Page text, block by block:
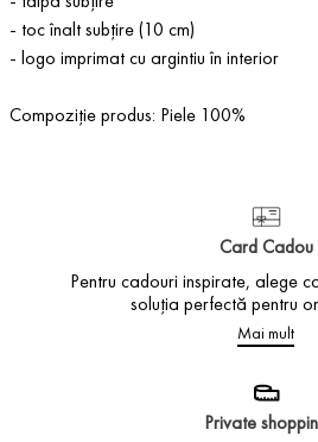
- toc înalt subțire (10 cm)
- logo imprimat cu argintiu în interior
Compoziție produs: Piele 100%
Card Cadou
Pentru cadouri inspirate, alege
soluția perfectă pentru
Mai mult
Private